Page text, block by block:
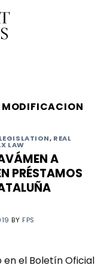
MODIFICACION
LEGISLATION, REAL
LAW
A
PRÉSTAMOS
BY FPS
en el Boletín Oficial